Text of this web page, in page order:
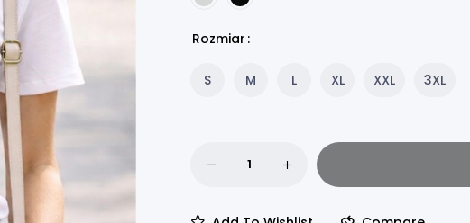
Rozmiar
S M L XL XXL 3XL